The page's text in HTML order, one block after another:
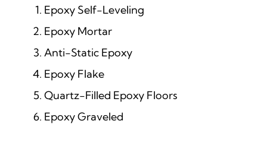
Epoxy Self-Leveling
Epoxy Mortar
Anti-Static Epoxy
Epoxy Flake
Quartz-Filled Epoxy Floors
Epoxy Graveled